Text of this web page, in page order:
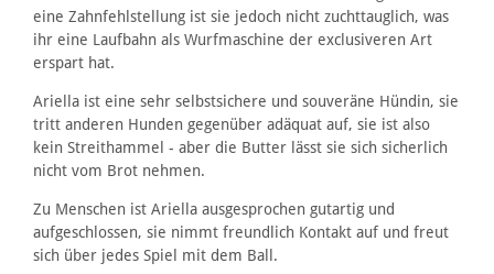
eine Zahnfehlstellung ist sie jedoch nicht zuchttauglich, was
ihr eine Laufbahn als Wurfmaschine der exclusiveren Art
erspart hat.
Ariella ist eine sehr selbstsichere und souveräne Hündin, sie
tritt anderen Hunden gegenüber adäquat auf, sie ist also
kein Streithammel - aber die Butter lässt sie sich sicherlich
nicht vom Brot nehmen.
Zu Menschen ist Ariella ausgesprochen gutartig und
aufgeschlossen, sie nimmt freundlich Kontakt auf und freut
sich über jedes Spiel mit dem Ball.